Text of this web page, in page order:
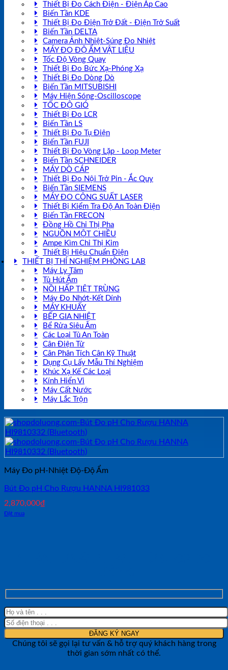
Thiết Bị Đo Cách Điện - Điện Áp Cao
Biến Tần KDE
Thiết Bị Đo Điện Trở Đất - Điện Trở Suất
Biến Tần DELTA
Camera Ảnh Nhiệt-Súng Đo Nhiệt
MÁY ĐO ĐỘ ẨM VẬT LIỆU
Tốc Độ Vòng Quay
Thiết Bị Đo Bức Xạ-Phóng Xạ
Thiết Bị Đo Dòng Dò
Biến Tần MITSUBISHI
Máy Hiện Sóng-Oscilloscope
TỐC ĐỘ GIÓ
Thiết Bị Đo LCR
Biến Tần LS
Thiết Bị Đo Tụ Điện
Biến Tần FUJI
Thiết Bị Đo Vòng Lặp - Loop Meter
Biến Tần SCHNEIDER
MÁY DÒ CÁP
Thiết Bị Đo Nội Trở Pin - Ắc Quy
Biến Tần SIEMENS
MÁY ĐO CÔNG SUẤT LASER
Thiết Bị Kiểm Tra Độ An Toàn Điện
Biến Tần FRECON
Đồng Hồ Chỉ Thị Pha
NGUỒN MỘT CHIỀU
Ampe Kìm Chỉ Thị Kim
Thiết Bị Hiệu Chuẩn Điện
THIẾT BỊ THÍ NGHIỆM PHÒNG LAB
Máy Ly Tâm
Tủ Hút Ẩm
NỒI HẤP TIỆT TRÙNG
Máy Đo Nhớt-Kết Dính
MÁY KHUẤY
BẾP GIA NHIỆT
Bể Rửa Siêu Âm
Các Loại Tủ An Toàn
Cân Điện Tử
Cân Phân Tích Cân Kỹ Thuật
Dụng Cụ Lấy Mẫu Thí Nghiệm
Khúc Xạ Kế Các Loại
Kính Hiển Vi
Máy Cất Nước
Máy Lắc Trộn
Máy Đo pH-Nhiệt Độ-Độ Ẩm
Bút Đo pH Cho Rượu HANNA HI981033
2,870,000₫
Đặt mua
Chúng tôi sẽ gọi lại tư vấn & hỗ trợ quý khách hàng trong
thời gian sớm nhất có thể.